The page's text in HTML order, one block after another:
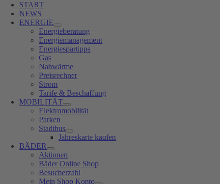
START
NEWS
ENERGIE
Energieberatung
Energiemanagement
Energiespartipps
Gas
Nahwärme
Preisrechner
Strom
Tarife & Beschaffung
MOBILITÄT
Elektromobilität
Parken
Stadtbus
Jahreskarte kaufen
BÄDER
Aktionen
Bäder Online Shop
Besucherzahl
Mein Shop Konto